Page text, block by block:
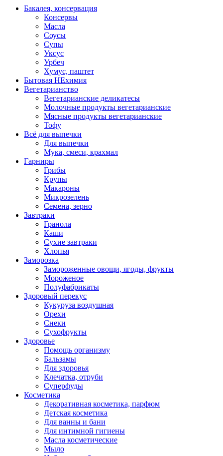
Бакалея, консервация
Консервы
Масла
Соусы
Супы
Уксус
Урбеч
Хумус, паштет
Бытовая НЕхимия
Вегетарианство
Вегетарианские деликатесы
Молочные продукты вегетарианские
Мясные продукты вегетарианские
Тофу
Всё для выпечки
Для выпечки
Мука, смеси, крахмал
Гарниры
Грибы
Крупы
Макароны
Микрозелень
Семена, зерно
Завтраки
Гранола
Каши
Сухие завтраки
Хлопья
Заморозка
Замороженные овощи, ягоды, фрукты
Мороженое
Полуфабрикаты
Здоровый перекус
Кукуруза воздушная
Орехи
Снеки
Сухофрукты
Здоровье
Помощь организму
Бальзамы
Для здоровья
Клечатка, отруби
Суперфуды
Косметика
Декоративная косметика, парфюм
Детская косметика
Для ванны и бани
Для интимной гигиены
Масла косметические
Мыло